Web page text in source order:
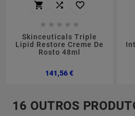
  
    
Skinceuticals Triple
Lipid Restore Creme De
Rosto 48ml
141,56 €Preço
16 OUTROS